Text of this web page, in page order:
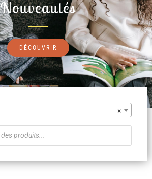
Nouveautés
DÉCOUVRIR
×